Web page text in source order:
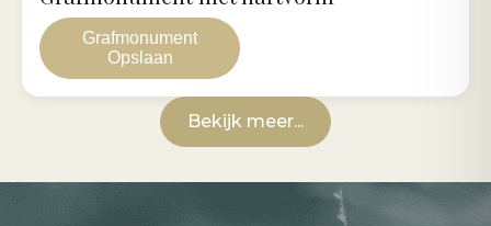
Grafmonument
Opslaan
Bekijk meer...